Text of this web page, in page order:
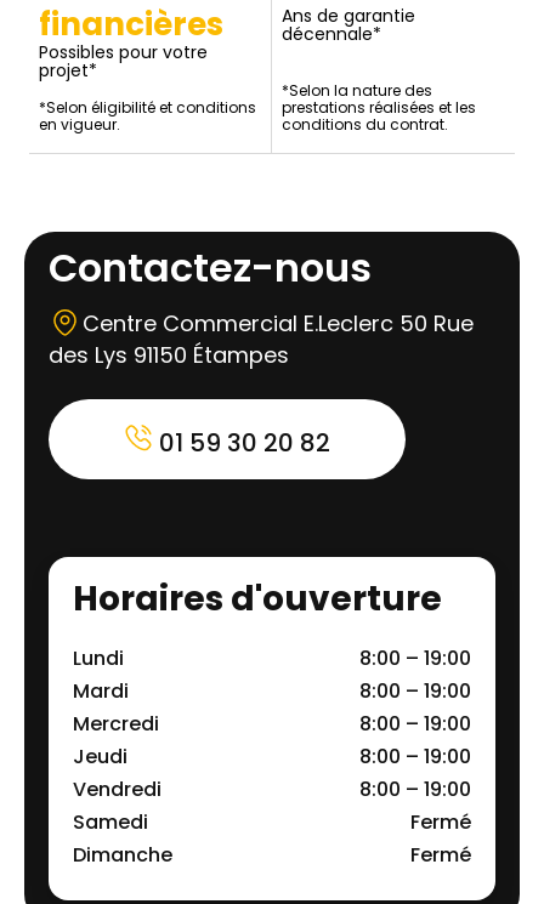
financières
Possibles pour votre
projet*
*Selon éligibilité et conditions
en vigueur.
Ans de garantie
décennale*
*Selon la nature des
prestations réalisées et les
conditions du contrat.
Contactez-nous
Centre Commercial E.Leclerc 50 Rue
des Lys 91150 Étampes
01 59 30 20 82
Horaires d'ouverture
Lundi
8:00 – 19:00
Mardi
8:00 – 19:00
Mercredi
8:00 – 19:00
Jeudi
8:00 – 19:00
Vendredi
8:00 – 19:00
Samedi
Fermé
Dimanche
Fermé